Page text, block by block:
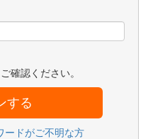
ご確認ください。
する
ードがご不明な方